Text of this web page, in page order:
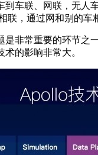
联、网联，无人车
联，通过网和别的车
常重要的环节之一
的影响非常大。